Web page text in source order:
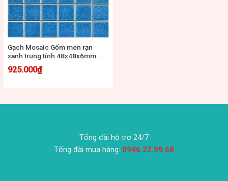
Gạch Mosaic Gốm men rạn
xanh trung tính 48x48x6mm
MG48-2
925.000₫
Tổng đài hỗ trợ 24/7
Tổng đài mua hàng: 0946.22.99.68